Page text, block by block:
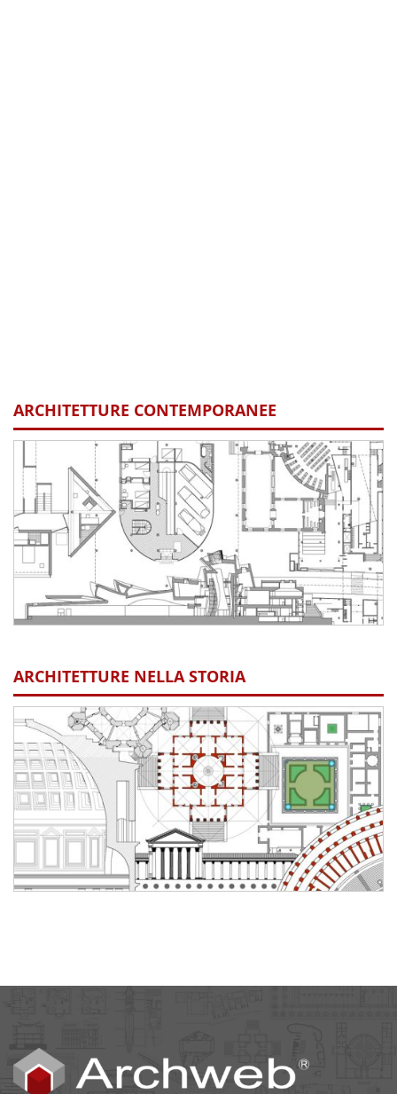
ARCHITETTURE CONTEMPORANEE
ARCHITETTURE NELLA STORIA